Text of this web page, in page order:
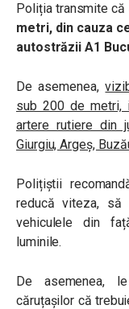
Poliția transmite
metri, din cauza
autostrăzii A1
De asemenea,
sub 200 de metri,
artere rutiere din
Giurgiu, Argeș,
Polițiștii
reducă viteza,
vehiculele din
luminile.
De asemenea,
căruțașilor că